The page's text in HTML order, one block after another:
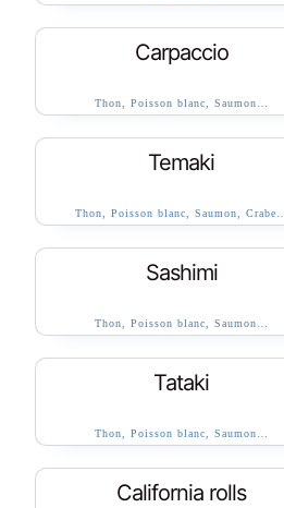
Carpaccio
Thon, Poisson blanc, Saumon…
Temaki
Thon, Poisson blanc, Saumon, Crabe…
Sashimi
Thon, Poisson blanc, Saumon…
Tataki
Thon, Poisson blanc, Saumon…
California rolls